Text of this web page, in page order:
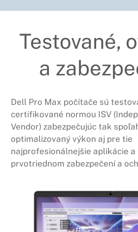
Testované,
a
Dell Pro Max počítače sú
certifikované normou ISV
Vendor) zabezpečujúc tak
optimalizovaný výkon aj pre tie
najprofesionálnejšie aplikácie
prvotriednom zabezpečení a